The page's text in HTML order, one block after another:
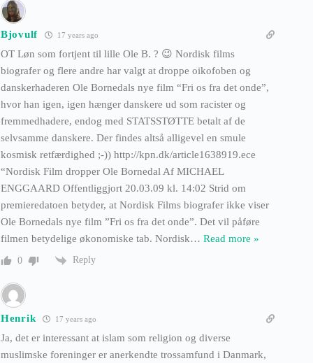
Bjovulf 17 years ago
OT Løn som fortjent til lille Ole B. ? 😉 Nordisk films
biografer og flere andre har valgt at droppe oikofoben og
danskerhaderen Ole Bornedals nye film “Fri os fra det onde”,
hvor han igen, igen hænger danskere ud som racister og
fremmedhadere, endog med STATSSTØTTE betalt af de
selvsamme danskere. Der findes altså alligevel en smule
kosmisk retfærdighed ;-)) http://kpn.dk/article1638919.ece
“Nordisk Film dropper Ole Bornedal Af MICHAEL
ENGGAARD Offentliggjort 20.03.09 kl. 14:02 Strid om
premieredatoen betyder, at Nordisk Films biografer ikke viser
Ole Bornedals nye film ”Fri os fra det onde”. Det vil påføre
filmen betydelige økonomiske tab. Nordisk… Read more »
0 Reply
Henrik 17 years ago
Ja, det er interessant at islam som religion og diverse
muslimske foreninger er anerkendte trossamfund i Danmark,